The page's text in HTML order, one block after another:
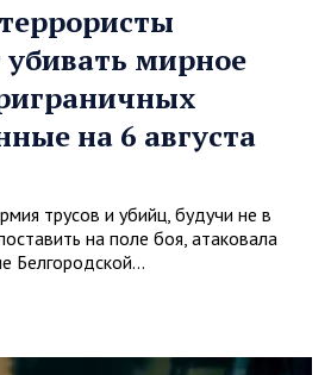
мирное
на 6 августа
трусов и убийц, будучи не в
на поле боя, атаковала
Белгородской…